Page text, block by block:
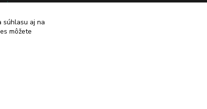
sú
súhlasu aj na
môžete